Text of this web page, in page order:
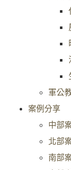
軍公
案例分享
中部
北部
南部